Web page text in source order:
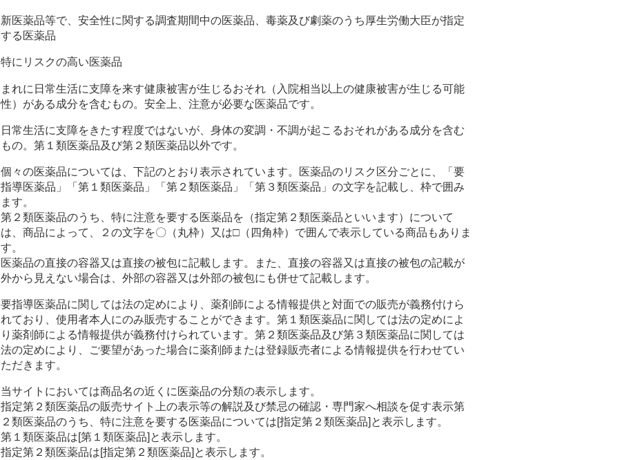
新医薬品等で、安全性に関する調査期間中の医薬品、毒薬及び劇薬のうち厚生労働大臣が指定
する医薬品
特にリスクの高い医薬品
まれに日常生活に支障を来す健康被害が生じるおそれ（入院相当以上の健康被害が生じる可能
性）がある成分を含むもの。安全上、注意が必要な医薬品です。
日常生活に支障をきたす程度ではないが、身体の変調・不調が起こるおそれがある成分を含む
もの。第１類医薬品及び第２類医薬品以外です。
個々の医薬品については、下記のとおり表示されています。医薬品のリスク区分ごとに、「要
指導医薬品」「第１類医薬品」「第２類医薬品」「第３類医薬品」の文字を記載し、枠で囲み
ます。
第２類医薬品のうち、特に注意を要する医薬品を（指定第２類医薬品といいます）について
は、商品によって、２の文字を〇（丸枠）又は□（四角枠）で囲んで表示している商品もありま
す。
医薬品の直接の容器又は直接の被包に記載します。また、直接の容器又は直接の被包の記載が
外から見えない場合は、外部の容器又は外部の被包にも併せて記載します。
要指導医薬品に関しては法の定めにより、薬剤師による情報提供と対面での販売が義務付けら
れており、使用者本人にのみ販売することができます。第１類医薬品に関しては法の定めによ
り薬剤師による情報提供が義務付けられています。第２類医薬品及び第３類医薬品に関しては
法の定めにより、ご要望があった場合に薬剤師または登録販売者による情報提供を行わせてい
ただきます。
当サイトにおいては商品名の近くに医薬品の分類の表示します。
指定第２類医薬品の販売サイト上の表示等の解説及び禁忌の確認・専門家へ相談を促す表示第
２類医薬品のうち、特に注意を要する医薬品については[指定第２類医薬品]と表示します。
第１類医薬品は[第１類医薬品]と表示します。
指定第２類医薬品は[指定第２類医薬品]と表示します。